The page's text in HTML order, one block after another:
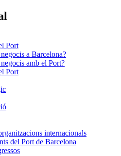
Port
a Barcelona?
amb el Port?
Port
internacionals
del Port de Barcelona